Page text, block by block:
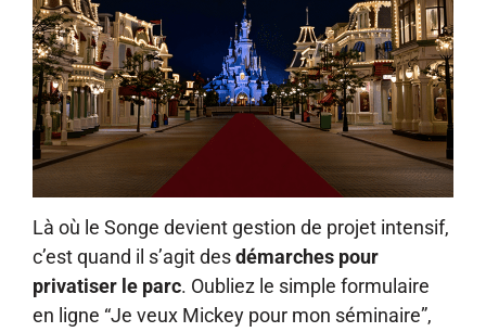
Là où le Songe devient gestion de projet intensif,
c’est quand il s’agit desdémarches pour
privatiser le parc. Oubliez le simple formulaire
en ligne “Je veux Mickey pour mon séminaire”,